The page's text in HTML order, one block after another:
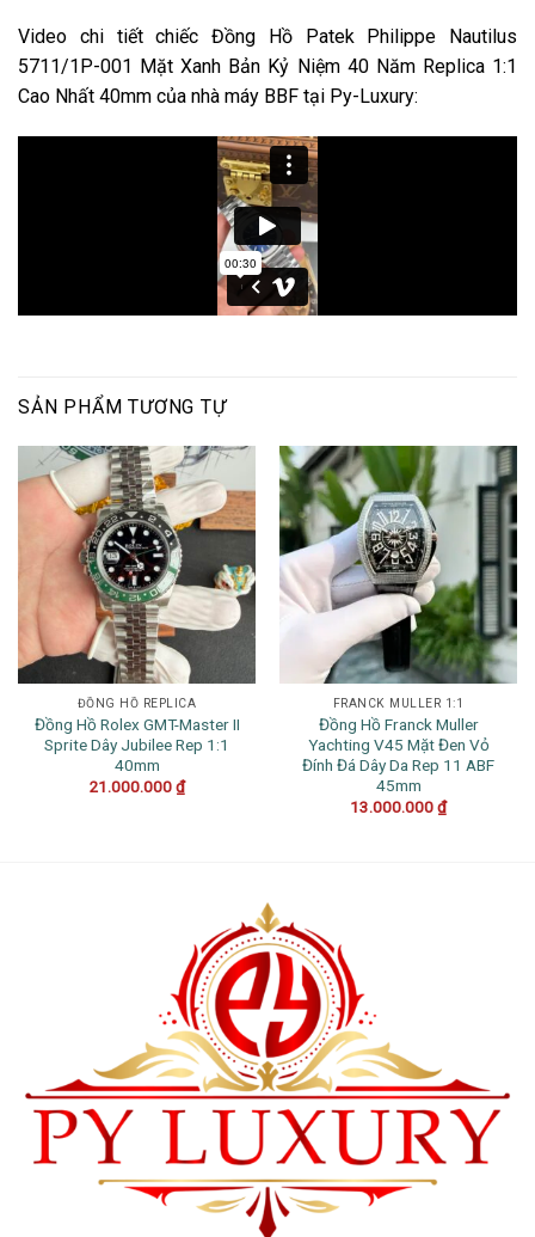
Video chi tiết chiếc Đồng Hồ Patek Philippe Nautilus
5711/1P-001 Mặt Xanh Bản Kỷ Niệm 40 Năm Replica 1:1
Cao Nhất 40mm của nhà máy BBF tại Py-Luxury:
SẢN PHẨM TƯƠNG TỰ
ĐỒNG HỒ REPLICA
Đồng Hồ Rolex GMT-Master II
Sprite Dây Jubilee Rep 1:1
40mm
21.000.000₫
FRANCK MULLER 1:1
Đồng Hồ Franck Muller
Yachting V45 Mặt Đen Vỏ
Đính Đá Dây Da Rep 11 ABF
45mm
13.000.000₫